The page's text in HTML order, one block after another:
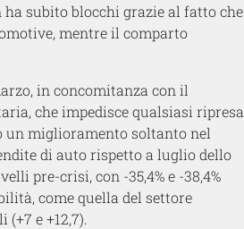
ha subito blocchi grazie al fatto che
mentre il comparto
in concomitanza con il
che impedisce qualsiasi ripresa
un miglioramento soltanto nel
di auto rispetto a luglio dello
pre-crisi, con -35,4% e -38,4%
come quella del settore
e +12,7).